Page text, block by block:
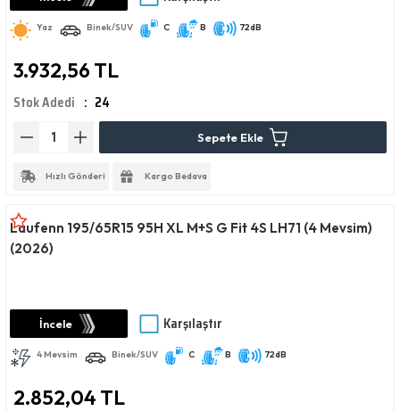
Yaz Binek/SUV C B 72dB
3.932,56 TL
Stok Adedi 24
Sepete Ekle
Hızlı Gönderi Kargo Bedava
Laufenn 195/65R15 95H XL M+S G Fit 4S LH71 (4 Mevsim)
(2026)
İncele Karşılaştır
4 Mevsim Binek/SUV C B 72dB
2.852,04 TL